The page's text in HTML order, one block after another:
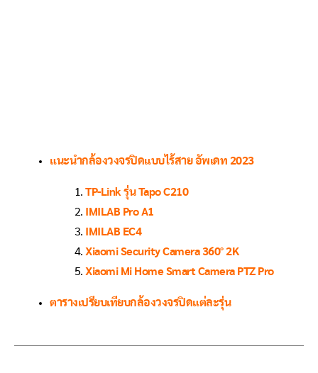
แนะนำกล้องวงจรปิดแบบไร้สาย อัพเดท 2023
TP-Link รุ่น Tapo C210
IMILAB Pro A1
IMILAB EC4
Xiaomi Security Camera 360° 2K
Xiaomi Mi Home Smart Camera PTZ Pro
ตารางเปรียบเทียบกล้องวงจรปิดแต่ละรุ่น